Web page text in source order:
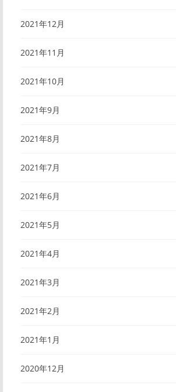
2021年12月
2021年11月
2021年10月
2021年9月
2021年8月
2021年7月
2021年6月
2021年5月
2021年4月
2021年3月
2021年2月
2021年1月
2020年12月